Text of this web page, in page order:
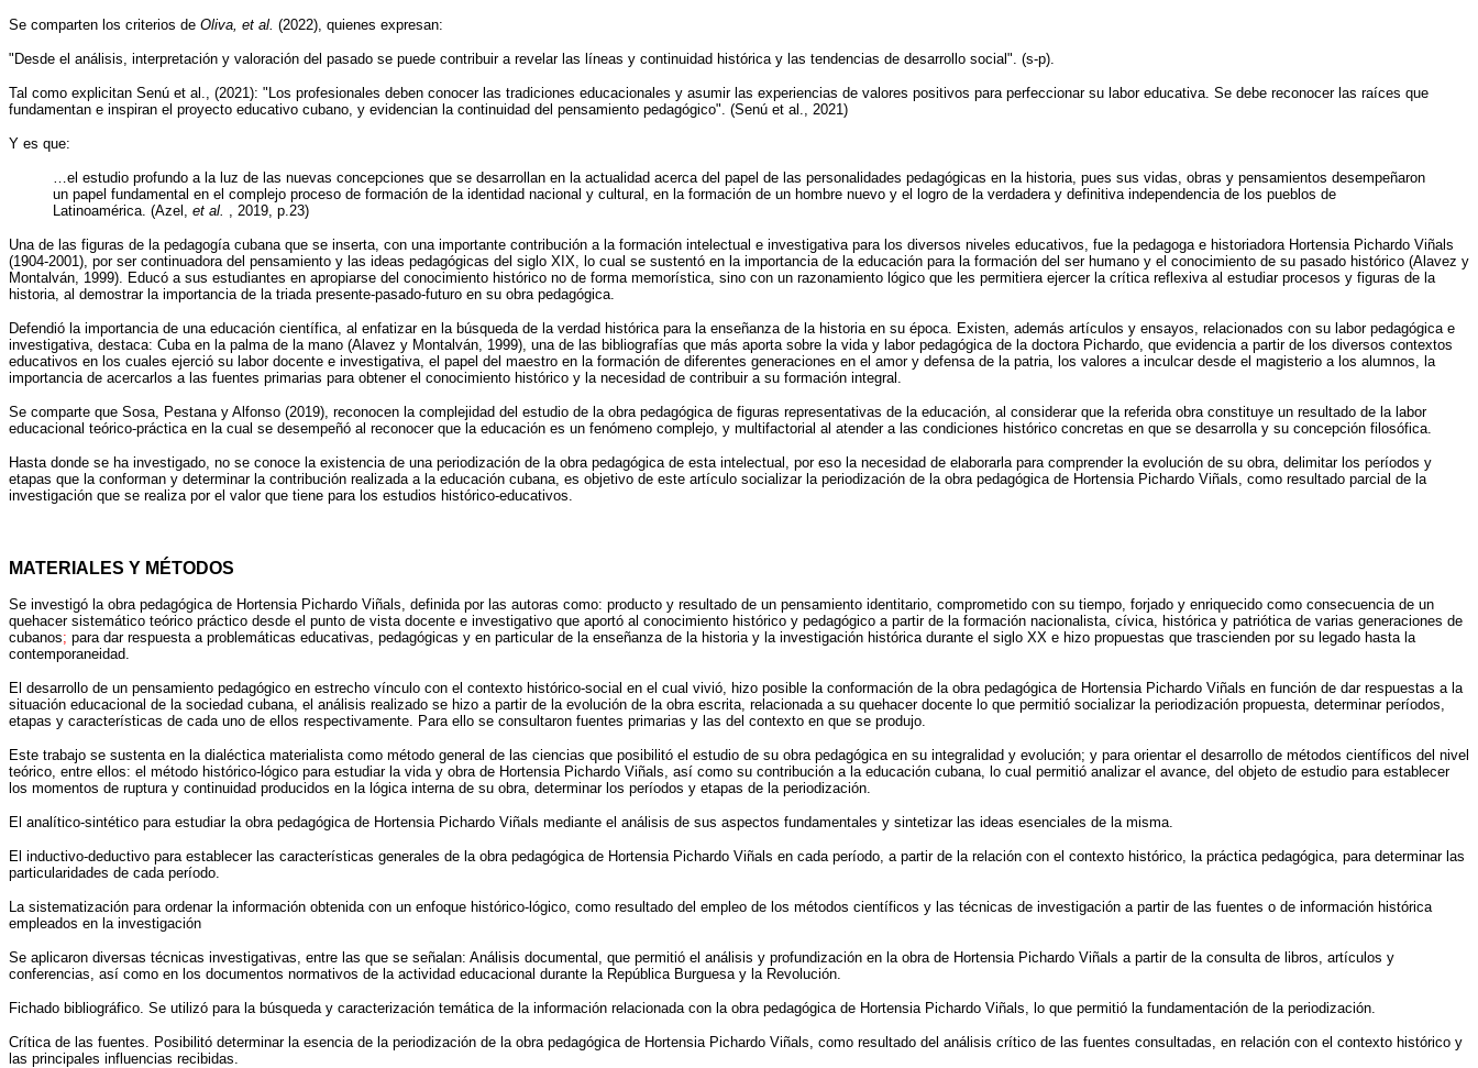
Se comparten los criterios de Oliva, et al. (2022), quienes expresan:
"Desde el análisis, interpretación y valoración del pasado se puede contribuir a revelar las líneas y continuidad histórica y las tendencias de desarrollo social". (s-p).
Tal como explicitan Senú et al., (2021): "Los profesionales deben conocer las tradiciones educacionales y asumir las experiencias de valores positivos para perfeccionar su labor educativa. Se debe reconocer las raíces que
fundamentan e inspiran el proyecto educativo cubano, y evidencian la continuidad del pensamiento pedagógico". (Senú et al., 2021)
Y es que:
…el estudio profundo a la luz de las nuevas concepciones que se desarrollan en la actualidad acerca del papel de las personalidades pedagógicas en la historia, pues sus vidas, obras y pensamientos desempeñaron
un papel fundamental en el complejo proceso de formación de la identidad nacional y cultural, en la formación de un hombre nuevo y el logro de la verdadera y definitiva independencia de los pueblos de
Latinoamérica. (Azel, et al. , 2019, p.23)
Una de las figuras de la pedagogía cubana que se inserta, con una importante contribución a la formación intelectual e investigativa para los diversos niveles educativos, fue la pedagoga e historiadora Hortensia Pichardo Viñals
(1904-2001), por ser continuadora del pensamiento y las ideas pedagógicas del siglo XIX, lo cual se sustentó en la importancia de la educación para la formación del ser humano y el conocimiento de su pasado histórico (Alavez y
Montalván, 1999). Educó a sus estudiantes en apropiarse del conocimiento histórico no de forma memorística, sino con un razonamiento lógico que les permitiera ejercer la crítica reflexiva al estudiar procesos y figuras de la
historia, al demostrar la importancia de la triada presente-pasado-futuro en su obra pedagógica.
Defendió la importancia de una educación científica, al enfatizar en la búsqueda de la verdad histórica para la enseñanza de la historia en su época. Existen, además artículos y ensayos, relacionados con su labor pedagógica e
investigativa, destaca: Cuba en la palma de la mano (Alavez y Montalván, 1999), una de las bibliografías que más aporta sobre la vida y labor pedagógica de la doctora Pichardo, que evidencia a partir de los diversos contextos
educativos en los cuales ejerció su labor docente e investigativa, el papel del maestro en la formación de diferentes generaciones en el amor y defensa de la patria, los valores a inculcar desde el magisterio a los alumnos, la
importancia de acercarlos a las fuentes primarias para obtener el conocimiento histórico y la necesidad de contribuir a su formación integral.
Se comparte que Sosa, Pestana y Alfonso (2019), reconocen la complejidad del estudio de la obra pedagógica de figuras representativas de la educación, al considerar que la referida obra constituye un resultado de la labor
educacional teórico-práctica en la cual se desempeñó al reconocer que la educación es un fenómeno complejo, y multifactorial al atender a las condiciones histórico concretas en que se desarrolla y su concepción filosófica.
Hasta donde se ha investigado, no se conoce la existencia de una periodización de la obra pedagógica de esta intelectual, por eso la necesidad de elaborarla para comprender la evolución de su obra, delimitar los períodos y
etapas que la conforman y determinar la contribución realizada a la educación cubana, es objetivo de este artículo socializar la periodización de la obra pedagógica de Hortensia Pichardo Viñals, como resultado parcial de la
investigación que se realiza por el valor que tiene para los estudios histórico-educativos.
MATERIALES Y MÉTODOS
Se investigó la obra pedagógica de Hortensia Pichardo Viñals, definida por las autoras como: producto y resultado de un pensamiento identitario, comprometido con su tiempo, forjado y enriquecido como consecuencia de un
quehacer sistemático teórico práctico desde el punto de vista docente e investigativo que aportó al conocimiento histórico y pedagógico a partir de la formación nacionalista, cívica, histórica y patriótica de varias generaciones de
cubanos; para dar respuesta a problemáticas educativas, pedagógicas y en particular de la enseñanza de la historia y la investigación histórica durante el siglo XX e hizo propuestas que trascienden por su legado hasta la
contemporaneidad.
El desarrollo de un pensamiento pedagógico en estrecho vínculo con el contexto histórico-social en el cual vivió, hizo posible la conformación de la obra pedagógica de Hortensia Pichardo Viñals en función de dar respuestas a la
situación educacional de la sociedad cubana, el análisis realizado se hizo a partir de la evolución de la obra escrita, relacionada a su quehacer docente lo que permitió socializar la periodización propuesta, determinar períodos,
etapas y características de cada uno de ellos respectivamente. Para ello se consultaron fuentes primarias y las del contexto en que se produjo.
Este trabajo se sustenta en la dialéctica materialista como método general de las ciencias que posibilitó el estudio de su obra pedagógica en su integralidad y evolución; y para orientar el desarrollo de métodos científicos del nivel
teórico, entre ellos: el método histórico-lógico para estudiar la vida y obra de Hortensia Pichardo Viñals, así como su contribución a la educación cubana, lo cual permitió analizar el avance, del objeto de estudio para establecer
los momentos de ruptura y continuidad producidos en la lógica interna de su obra, determinar los períodos y etapas de la periodización.
El analítico-sintético para estudiar la obra pedagógica de Hortensia Pichardo Viñals mediante el análisis de sus aspectos fundamentales y sintetizar las ideas esenciales de la misma.
El inductivo-deductivo para establecer las características generales de la obra pedagógica de Hortensia Pichardo Viñals en cada período, a partir de la relación con el contexto histórico, la práctica pedagógica, para determinar las
particularidades de cada período.
La sistematización para ordenar la información obtenida con un enfoque histórico-lógico, como resultado del empleo de los métodos científicos y las técnicas de investigación a partir de las fuentes o de información histórica
empleados en la investigación
Se aplicaron diversas técnicas investigativas, entre las que se señalan: Análisis documental, que permitió el análisis y profundización en la obra de Hortensia Pichardo Viñals a partir de la consulta de libros, artículos y
conferencias, así como en los documentos normativos de la actividad educacional durante la República Burguesa y la Revolución.
Fichado bibliográfico. Se utilizó para la búsqueda y caracterización temática de la información relacionada con la obra pedagógica de Hortensia Pichardo Viñals, lo que permitió la fundamentación de la periodización.
Crítica de las fuentes. Posibilitó determinar la esencia de la periodización de la obra pedagógica de Hortensia Pichardo Viñals, como resultado del análisis crítico de las fuentes consultadas, en relación con el contexto histórico y
las principales influencias recibidas.